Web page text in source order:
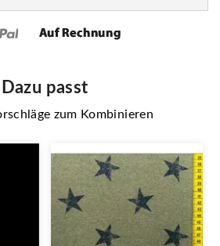
Dazu passt
zum Kombinieren